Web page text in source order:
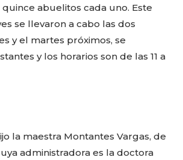
abuelitos cada uno. Este
se llevaron a cabo las dos
y el martes próximos, se
y los horarios son de las 11 a
la maestra Montantes Vargas, de
administradora es la doctora